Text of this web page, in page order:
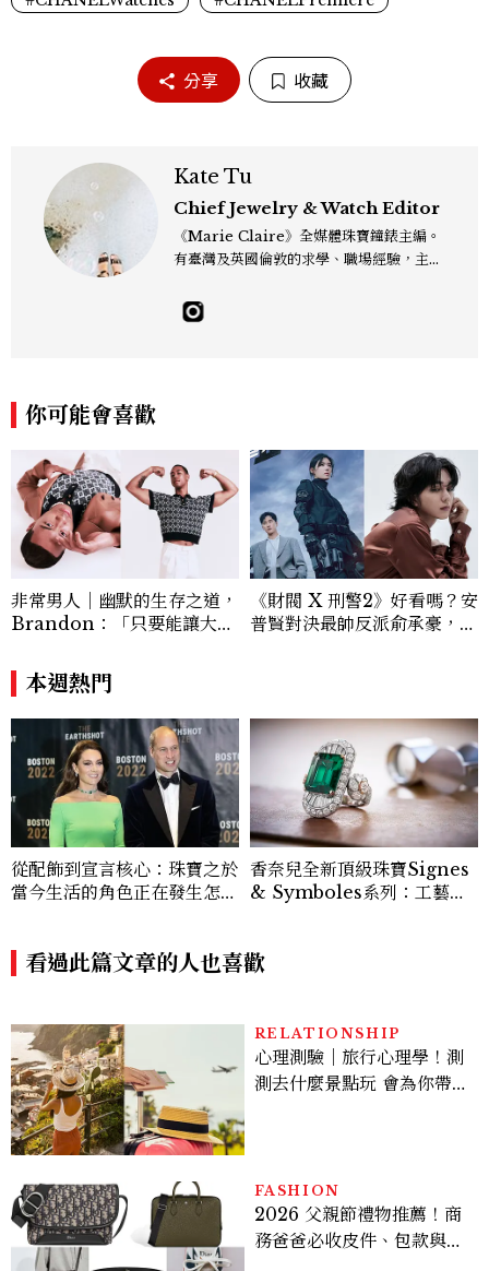
分享 收藏
Kate Tu
Chief Jewelry & Watch Editor
《Marie Claire》全媒體珠寶鐘錶主編。
有臺灣及英國倫敦的求學、職場經驗，主修
佳人》編輯工作內容，包括錶展等國際活動
你可能會喜歡
非常男人｜幽默的生存之道，
Brandon：「只要能讓大家
讓敵人成為朋友。」
《財閥 X 刑警2》好看嗎？安
普賢對決最帥反派俞承豪，鄭
本週熱門
從配飾到宣言核心：珠寶之於
當今生活的角色正在發生怎樣
香奈兒全新頂級珠寶Signes
& Symboles系列：工藝解
看過此篇文章的人也喜歡
RELATIONSHIP
心理測驗｜旅行心理學！測
測去什麼景點玩 會為你帶來
FASHION
2026 父親節禮物推薦！商
務爸爸必收皮件、包款與鞋